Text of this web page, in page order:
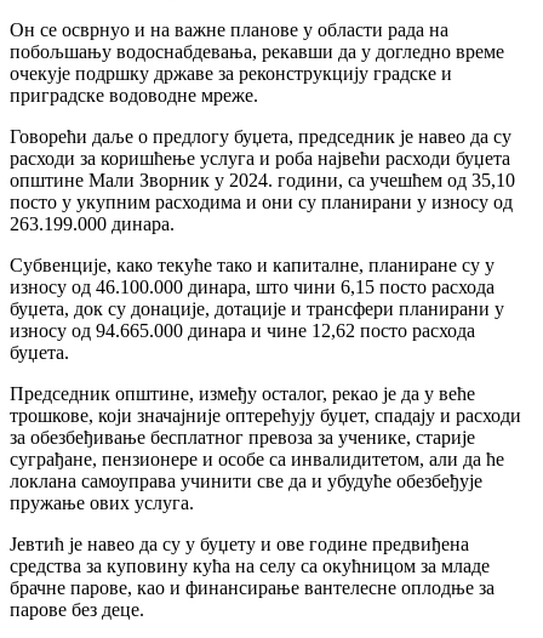
Он се осврнуо и на важне планове у области рада на
побољшању водоснабдевања, рекавши да у догледно време
очекује подршку државе за реконструкцију градске и
приградске водоводне мреже.
Говорећи даље о предлогу буџета, председник је навео да су
расходи за коришћење услуга и роба највећи расходи буџета
општине Мали Зворник у 2024. години, са учешћем од 35,10
посто у укупним расходима и они су планирани у износу од
263.199.000 динара.
Субвенције, како текуће тако и капиталне, планиране су у
износу од 46.100.000 динара, што чини 6,15 посто расхода
буџета, док су донације, дотације и трансфери планирани у
износу од 94.665.000 динара и чине 12,62 посто расхода
буџета.
Председник општине, између осталог, рекао је да у веће
трошкове, који значајније оптерећују буџет, спадају и расходи
за обезбеђивање бесплатног превоза за ученике, старије
суграђане, пензионере и особе са инвалидитетом, али да ће
локлана самоуправа учинити све да и убудуће обезбеђује
пружање ових услуга.
Јевтић је навео да су у буџету и ове године предвиђена
средства за куповину кућа на селу са окућницом за младе
брачне парове, као и финансирање вантелесне оплодње за
парове без деце.